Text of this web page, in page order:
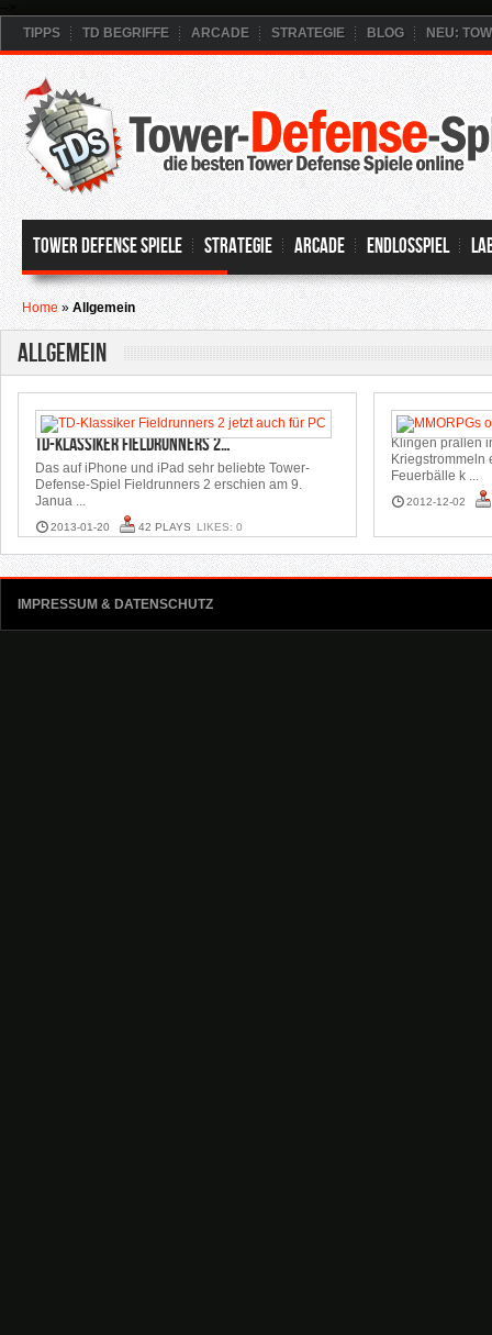
TIPPS
TD BEGRIFFE ARCADE STRATEGIE BLOG NEU:
Tower Defense Spiele Strategie Arcade Endlosspiel
Home»Allgemein
Allgemein
TD-Klassiker Fieldrunners 2…
Das auf iPhone und iPad sehr beliebte Tower-
Defense-Spiel Fieldrunners 2 erschien am 9.
Janua ...
2013-01-20 42 PLAYS LIKES: 0
Klingen prallen
Kriegstrommeln
Feuerbälle k ...
2012-12-02
Kategorien
IMPRESSUM & DATENSCHUTZ